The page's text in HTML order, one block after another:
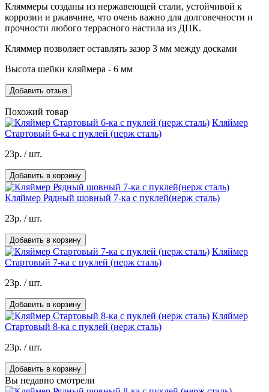
Кляммеры созданы из нержавеющей стали, устойчивой к
коррозии и ржавчине, что очень важно для долговечности и
прочности любого террасного настила из ДПК.
Кляммер позволяет оставлять зазор 3 мм между досками
Высота шейки кляймера - 6 мм
Добавить отзыв
Похожий товар
Кляймер
Стартовый 6-ка с пуклей (нерж сталь)
23р. / шт.
Добавить в корзину
Кляймер Рядный шовный 7-ка с пуклей(нерж сталь)
23р. / шт.
Добавить в корзину
Кляймер
Стартовый 7-ка с пуклей (нерж сталь)
23р. / шт.
Добавить в корзину
Кляймер
Стартовый 8-ка с пуклей (нерж сталь)
23р. / шт.
Добавить в корзину
Вы недавно смотрели